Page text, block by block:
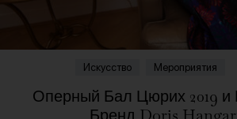
Искусство Мероприятия
Оперный Бал Цюрих 2019